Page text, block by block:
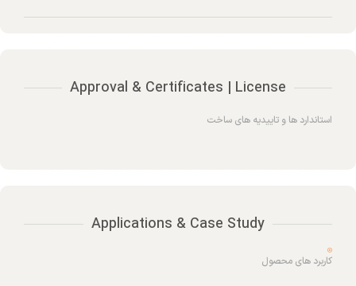
Approval & Certificates | License
استاندارد ها و تاییدیه های ساخت
Applications & Case Study
کاربرد های محصول